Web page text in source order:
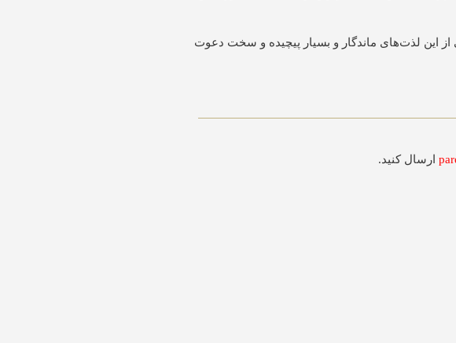
این لذت‌های ماندگار و بسیار پیچیده و سخت دعوت
ارسال کنید.